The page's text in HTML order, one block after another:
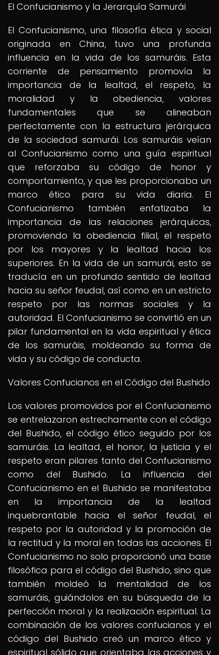
El Confucianismo y la Jerarquía Samurái
El Confucianismo, una filosofía ética y social
originada en China, tuvo una profunda
influencia en la vida de los samuráis. Esta
corriente de pensamiento promovía la
importancia de la lealtad, el respeto, la
moralidad y la obediencia, valores
fundamentales que se alineaban
perfectamente con la estructura jerárquica
de la sociedad samurái. Los samuráis veían
al Confucianismo como una guía espiritual
que reforzaba su código de honor y
comportamiento, y que les proporcionaba un
marco ético para su vida diaria. El
Confucianismo también enfatizaba la
importancia de las relaciones jerárquicas,
promoviendo la obediencia filial, el respeto
por los mayores y la lealtad hacia los
superiores. En la vida de un samurái, esto se
traducía en un profundo sentido de lealtad
hacia su señor feudal, así como en un estricto
respeto por las normas sociales y la
autoridad. El Confucianismo se convirtió en un
pilar fundamental en la vida espiritual y ética
de los samuráis, moldeando su forma de
vida y su código de conducta.
Valores Confucianos en el Código del Bushido
Los valores promovidos por el Confucianismo
se entrelazaron estrechamente con el código
del Bushido, el código ético seguido por los
samuráis. La lealtad, el honor, la justicia y el
respeto eran pilares tanto del Confucianismo
como del Bushido. La influencia del
Confucianismo en el Bushido se manifestaba
en la importancia de la lealtad
inquebrantable hacia el señor feudal, el
respeto por la autoridad y la promoción de
la rectitud y la moral en todas las acciones. El
Confucianismo no solo proporcionó una base
filosófica para el código del Bushido, sino que
también moldeó la mentalidad de los
samuráis, guiándolos en su búsqueda de la
perfección moral y la realización espiritual. La
combinación de los valores confucianos y el
código del Bushido creó un marco ético y
espiritual sólido que orientaba las acciones y